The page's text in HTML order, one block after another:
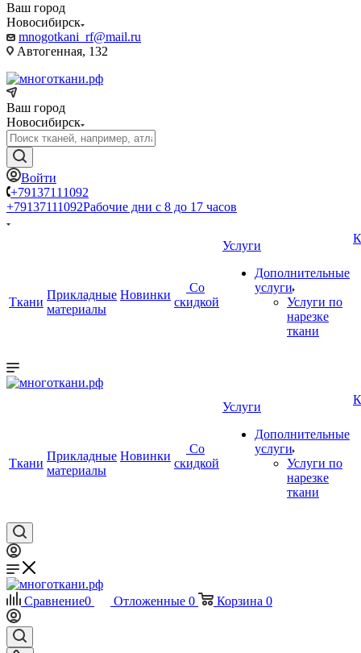
Ваш город
Новосибирск
mnogotkani_rf@mail.ru
Автогенная, 132
Ваш город
Новосибирск
Войти
+79137111092
+79137111092Рабочие дни с 8 до 17 часов
Ткани
Прикладные
материалы
Новинки
Со
скидкой
Услуги
Дополнительные
услуги
Услуги по
нарезке
ткани
Ткани
Прикладные
материалы
Новинки
Со
скидкой
Услуги
Дополнительные
услуги
Услуги по
нарезке
ткани
Сравнение0 Отложенные 0 Корзина 0